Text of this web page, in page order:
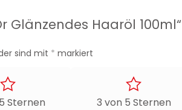
Glänzendes Haaröl 100ml“
sind mit * markiert
Sternen 3 von 5 Sternen